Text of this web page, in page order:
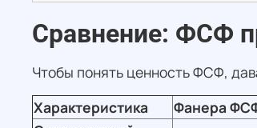
Сравнение: ФСФ
Чтобы понять ценность ФСФ,
Характеристика
Фанера